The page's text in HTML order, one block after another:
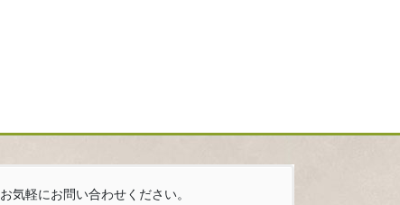
お気軽にお問い合わせください。